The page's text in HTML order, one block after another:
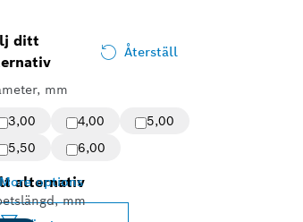
ditt
Återställ
mm
3,00
4,00
5,00
5,50
6,00
More options
mm
alternativ